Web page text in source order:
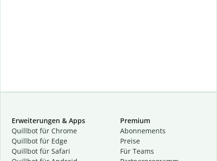
Erweiterungen & Apps
Quillbot für Chrome
Quillbot für Edge
Quillbot für Safari
Premium
Abon­ne­ments
Preise
Für Teams